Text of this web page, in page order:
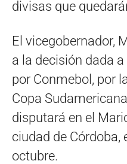
divisas que
El vicegobernador,
a la decisión dada
por Conmebol, por
Copa
disputará en el
ciudad de Córdoba,
octubre.